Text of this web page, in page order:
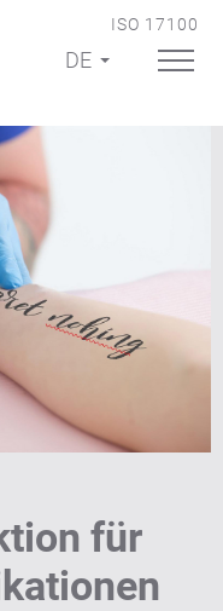
ISO 17100
DE
für